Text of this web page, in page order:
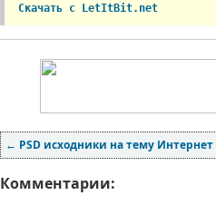
Скачать с LetItBit.net
← PSD исходники на тему Интернет
Комментарии: